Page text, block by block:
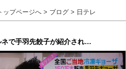
ップページへ > ブログ > 日テレ
で手羽先餃子が紹介され…